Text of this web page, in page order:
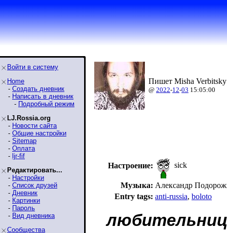
Войти в систему
Home
- Создать дневник
- Написать в дневник
- Подробный режим
LJ.Rossia.org
- Новости сайта
- Общие настройки
- Sitemap
- Оплата
- ljr-fif
Редактировать...
- Настройки
- Список друзей
- Дневник
- Картинки
- Пароль
- Вид дневника
Сообщества
Пишет Misha
@ 2022-12-03 15:05:00
Настроение: sick
Музыка: Александр
Entry tags: anti-russia, boloto